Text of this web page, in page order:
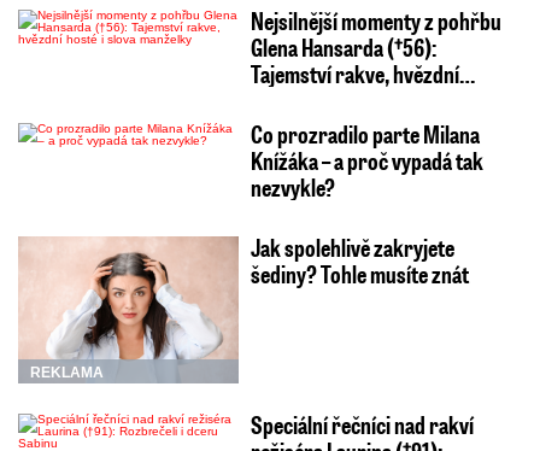
Nejsilnější momenty z pohřbu
Glena Hansarda (†56):
Tajemství rakve, hvězdní…
Co prozradilo parte Milana
Knížáka – a proč vypadá tak
nezvykle?
REKLAMA
Jak spolehlivě zakryjete
šediny? Tohle musíte znát
Speciální řečníci nad rakví